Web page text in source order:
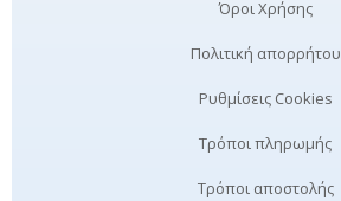
Όροι Χρήσης
Πολιτική απορρήτου
Ρυθμίσεις Cookies
Τρόποι πληρωμής
Τρόποι αποστολής